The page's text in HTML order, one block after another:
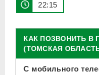
22 15
КАК ПОЗВОНИТЬ В
(ТОМСКАЯ
С мобильного